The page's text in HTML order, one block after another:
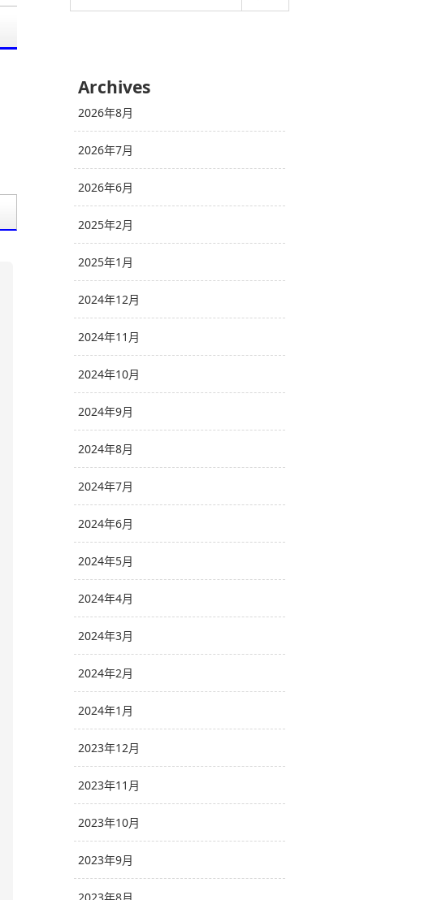
Archives
2026年8月
2026年7月
2026年6月
2025年2月
2025年1月
2024年12月
2024年11月
2024年10月
2024年9月
2024年8月
2024年7月
2024年6月
2024年5月
2024年4月
2024年3月
2024年2月
2024年1月
2023年12月
2023年11月
2023年10月
2023年9月